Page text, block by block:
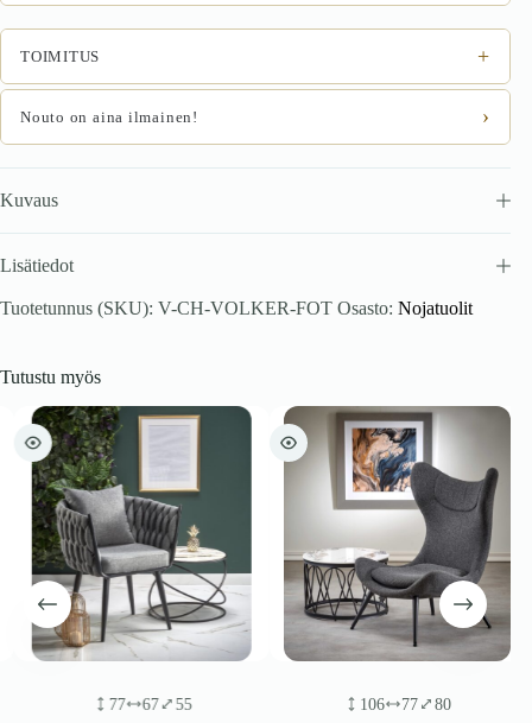
TOIMITUS +
Nouto on aina ilmainen! ›
Kuvaus
Lisätiedot
Tuotetunnus (SKU): V-CH-VOLKER-FOT Osasto: Nojatuolit
Tutustu myös
77 67 55 106 77 80